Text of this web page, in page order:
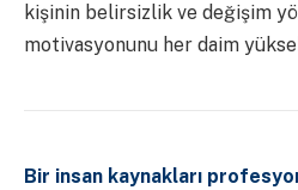
kişinin belirsizlik ve değişim
motivasyonunu her daim
Bir insan kaynakları